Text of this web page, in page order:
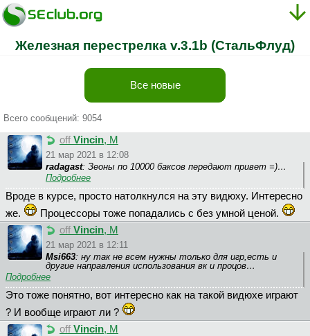
Железная перестрелка v.3.1b (СтальФлуд)
Все новые
Всего сообщений: 9054
off Vincin, М
21 мар 2021 в 12:08
radagast: Зеоны по 10000 баксов передают привет =)…
Подробнее
Вроде в курсе, просто натолкнулся на эту видюху. Интересно
же.
Процессоры тоже попадались с без умной ценой.
off Vincin, М
21 мар 2021 в 12:11
Msi663: ну так не всем нужны только для игр,есть и
другие направления использования вк и процов…
Подробнее
Это тоже понятно, вот интересно как на такой видюхе играют
? И вообще играют ли ?
off Vincin, М